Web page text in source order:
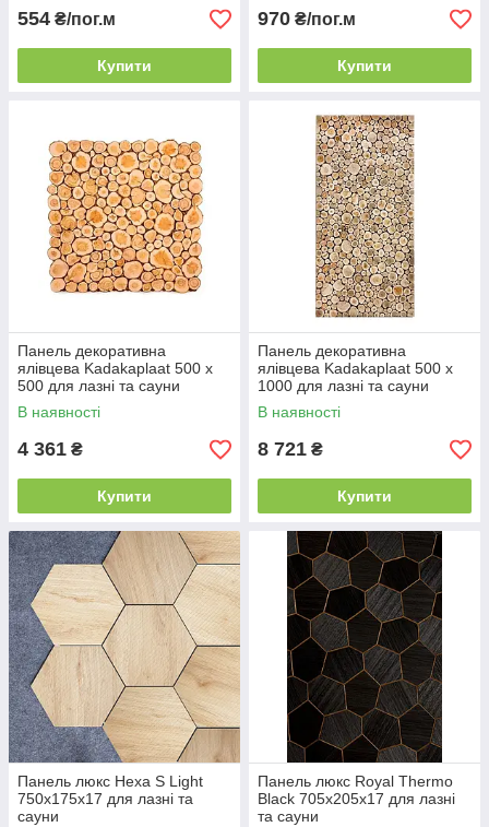
554 ₴/пог.м
Купити
970 ₴/пог.м
Купити
Панель декоративна
ялівцева Kadakaplaat 500 х
500 для лазні та сауни
В наявності
4 361 ₴
Купити
Панель декоративна
ялівцева Kadakaplaat 500 х
1000 для лазні та сауни
В наявності
8 721 ₴
Купити
Панель люкс Hexa S Light
750x175х17 для лазні та
сауни
Панель люкс Royal Thermo
Black 705x205х17 для лазні
та сауни